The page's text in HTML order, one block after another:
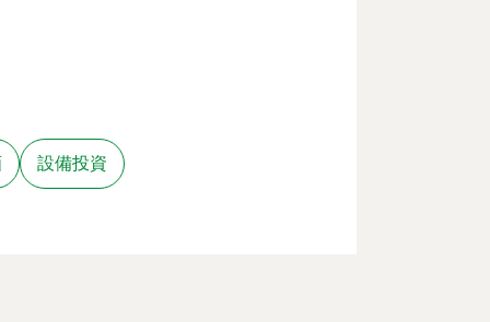
設備投資